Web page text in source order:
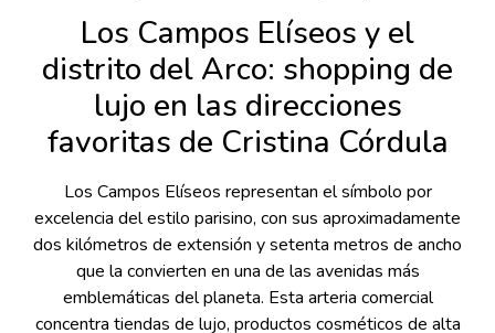
Los Campos Elíseos y el
distrito del Arco: shopping de
lujo en las direcciones
favoritas de Cristina Córdula
Los Campos Elíseos representan el símbolo por
excelencia del estilo parisino, con sus aproximadamente
dos kilómetros de extensión y setenta metros de ancho
que la convierten en una de las avenidas más
emblemáticas del planeta. Esta arteria comercial
concentra tiendas de lujo, productos cosméticos de alta